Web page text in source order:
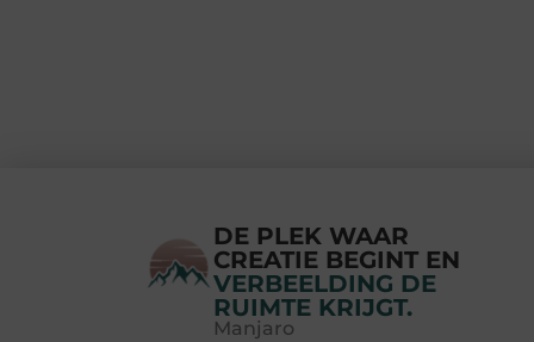
DE PLEK WAAR
CREATIE BEGINT EN
VERBEELDING DE
RUIMTE KRIJGT.
Manjaro